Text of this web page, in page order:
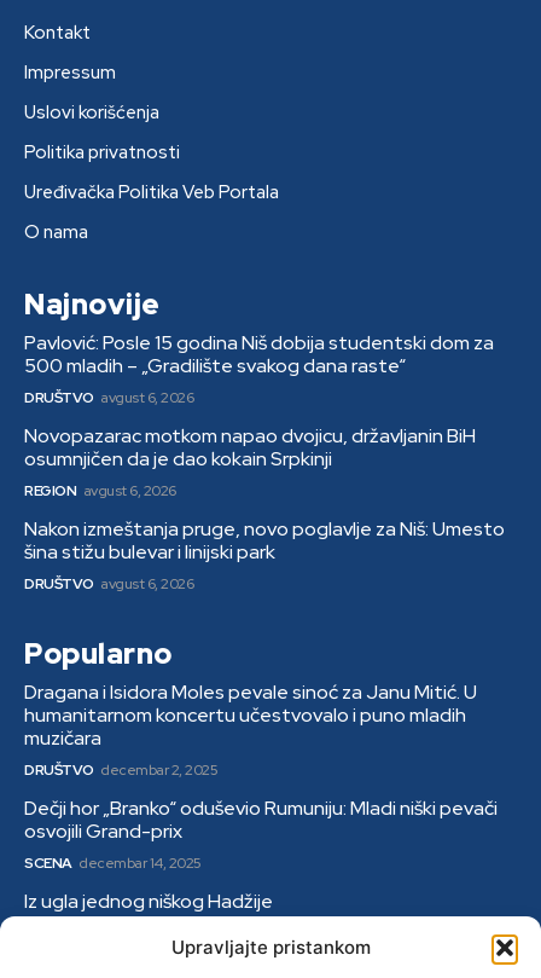
Upravljajte pristankom
Kontakt
Impressum
Uslovi korišćenja
Politika privatnosti
Uređivačka Politika Veb Portala
O nama
Najnovije
Pavlović: Posle 15 godina Niš dobija studentski dom za
500 mladih – „Gradilište svakog dana raste“
DRUŠTVO avgust 6, 2026
Novopazarac motkom napao dvojicu, državljanin BiH
osumnjičen da je dao kokain Srpkinji
REGION avgust 6, 2026
Nakon izmeštanja pruge, novo poglavlje za Niš: Umesto
šina stižu bulevar i linijski park
DRUŠTVO avgust 6, 2026
Popularno
Dragana i Isidora Moles pevale sinoć za Janu Mitić. U
humanitarnom koncertu učestvovalo i puno mladih
muzičara
DRUŠTVO decembar 2, 2025
Dečji hor „Branko“ oduševio Rumuniju: Mladi niški pevači
osvojili Grand-prix
SCENA decembar 14, 2025
Iz ugla jednog niškog Hadžije